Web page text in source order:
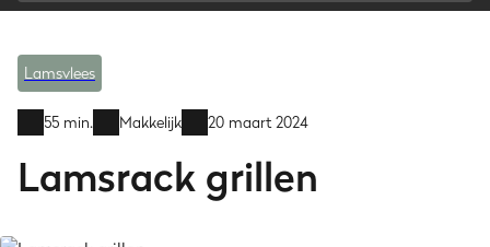
Lamsvlees
55 min. Makkelijk 20 maart 2024
Lamsrack grillen